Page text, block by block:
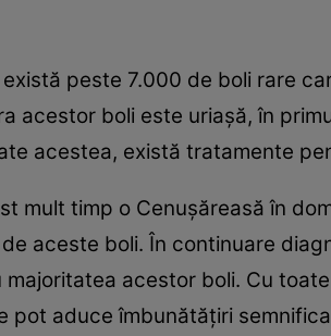
peste 7.000 de boli rare
acestor boli este uriaşă, în
acestea, există tratamente
mult timp o Cenuşăreasă în
aceste boli. În continuare
acestor boli. Cu
pot aduce îmbunătăţiri